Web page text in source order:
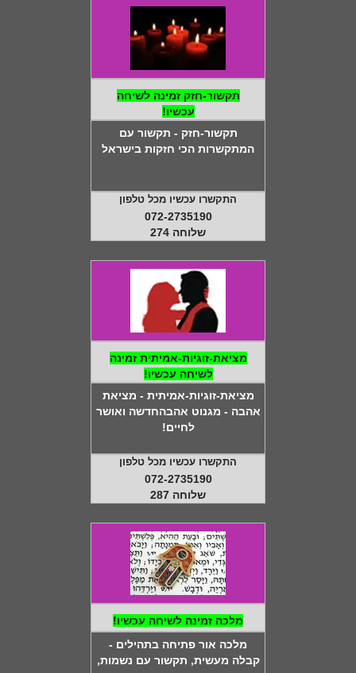
תקשור-חזק זמינה לשיחה
עכשיו!
תקשור-חזק - תקשור עם
המתקשרות הכי חזקות בישראל
התקשרו עכשיו מכל טלפון
072-2735190
שלוחה 274
מציאת-זוגיות-אמיתית זמינה
לשיחה עכשיו!
מציאת-זוגיות-אמיתית - מציאת
אהבה - מגנוט אהבהחדשה ואושר
לחיים!
התקשרו עכשיו מכל טלפון
072-2735190
שלוחה 287
מלכה זמינה לשיחה עכשיו!
מלכה אור פתיחה בתהילים -
קבלה מעשית, תקשור עם נשמות,